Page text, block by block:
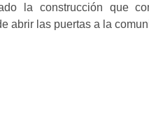
la construcción que
abrir las puertas a la